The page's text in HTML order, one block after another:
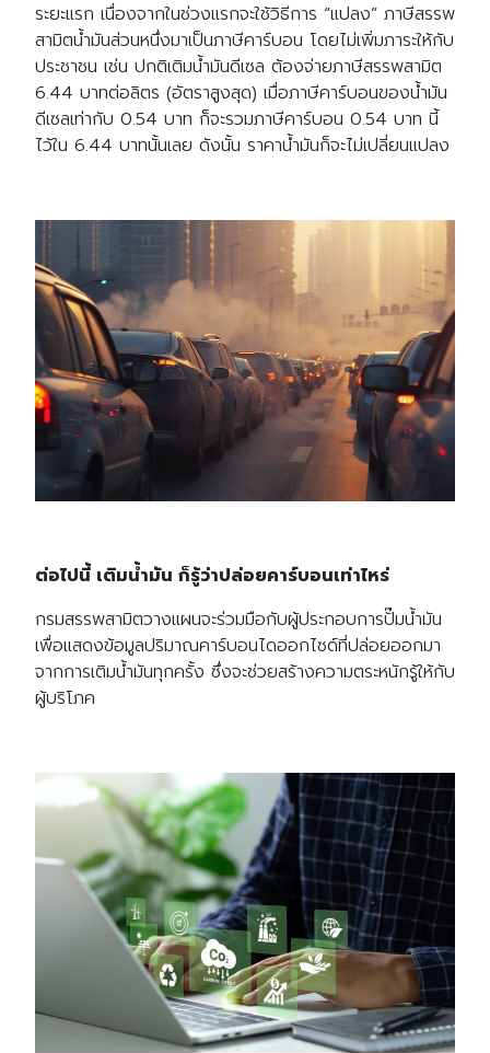
Search
for:
ระยะแรก เนื่องจากในช่วงแรกจะใช้วิธีการ “แปลง” ภาษีสรรพ
สามิตน้ำมันส่วนหนึ่งมาเป็นภาษีคาร์บอน โดยไม่เพิ่มภาระให้กับ
ประชาชน เช่น ปกติเติมน้ำมันดีเซล ต้องจ่ายภาษีสรรพสามิต
6.44 บาทต่อลิตร (อัตราสูงสุด) เมื่อภาษีคาร์บอนของน้ำมัน
ดีเซลเท่ากับ 0.54 บาท ก็จะรวมภาษีคาร์บอน 0.54 บาท นี้
ไว้ใน 6.44 บาทนั้นเลย ดังนั้น ราคาน้ำมันก็จะไม่เปลี่ยนแปลง
ต่อไปนี้ เติมน้ำมัน ก็รู้ว่าปล่อยคาร์บอนเท่าไหร่
กรมสรรพสามิตวางแผนจะร่วมมือกับผู้ประกอบการปั๊มน้ำมัน
เพื่อแสดงข้อมูลปริมาณคาร์บอนไดออกไซด์ที่ปล่อยออกมา
จากการเติมน้ำมันทุกครั้ง ซึ่งจะช่วยสร้างความตระหนักรู้ให้กับ
ผู้บริโภค